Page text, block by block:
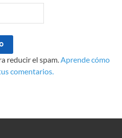
reducir el spam.Aprende cómo
comentarios.